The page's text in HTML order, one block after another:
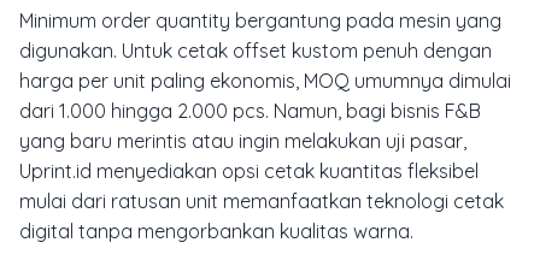
Minimum order quantity bergantung pada mesin yang
digunakan. Untuk cetak offset kustom penuh dengan
harga per unit paling ekonomis, MOQ umumnya dimulai
dari 1.000 hingga 2.000 pcs. Namun, bagi bisnis F&B
yang baru merintis atau ingin melakukan uji pasar,
Uprint.id menyediakan opsi cetak kuantitas fleksibel
mulai dari ratusan unit memanfaatkan teknologi cetak
digital tanpa mengorbankan kualitas warna.